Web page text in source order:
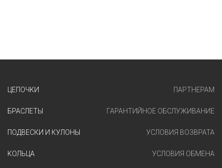
ЦЕПОЧКИ
БРАСЛЕТЫ
ПОДВЕСКИ И КУЛОНЫ
КОЛЬЦА
ПАРТНЕРАМ
ГАРАНТИЙНОЕ ОБСЛУЖИВАНИЕ
УСЛОВИЯ ВОЗВРАТА
УСЛОВИЯ ОБМЕНА